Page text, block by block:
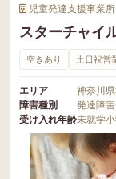
児童発達支援事業所
スターチャイ
空きあり 土日祝営
エリア 神奈川県
障害種別
発達障害
受け入れ年齢未就学